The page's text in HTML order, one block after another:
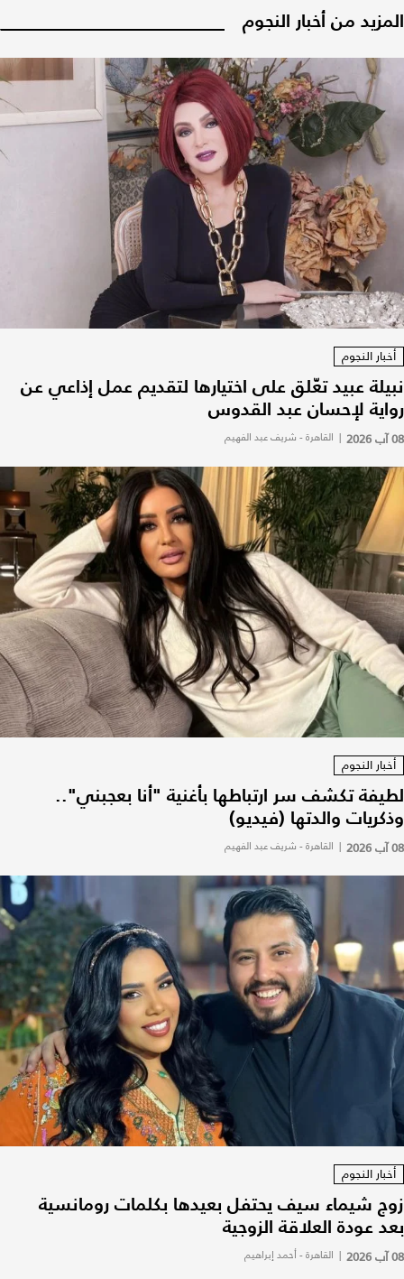
المزيد من أخبار النجوم
أخبار النجوم
نبيلة عبيد تعّلق على اختيارها لتقديم عمل إذاعي عن
رواية لإحسان عبد القدوس
08 آب 2026 | القاهرة - شريف عبد الفهيم
أخبار النجوم
لطيفة تكشف سر ارتباطها بأغنية "أنا بعجبني"..
وذكريات والدتها (فيديو)
08 آب 2026 | القاهرة - شريف عبد الفهيم
أخبار النجوم
زوج شيماء سيف يحتفل بعيدها بكلمات رومانسية
بعد عودة العلاقة الزوجية
08 آب 2026 | القاهرة - أحمد إبراهيم